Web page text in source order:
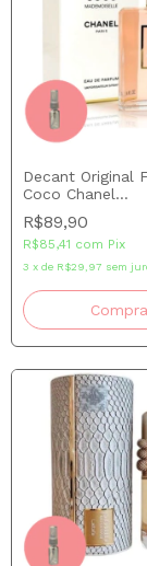
Decant Original
Coco Chanel
Mademoiselle
R$89,90
R$85,41 com Pix
3 x de R$29,97 sem